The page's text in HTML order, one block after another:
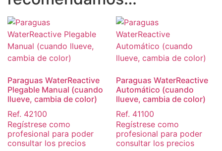
Paraguas WaterReactive
Plegable Manual (cuando
llueve, cambia de color)
Ref. 42100
Regístrese como
profesional para poder
consultar los precios
Paraguas WaterReactive
Automático (cuando
llueve, cambia de color)
Ref. 41100
Regístrese como
profesional para poder
consultar los precios